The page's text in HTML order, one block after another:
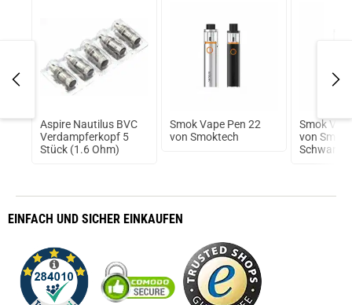
Aspire Nautilus BVC
Verdampferkopf 5
Stück (1.6 Ohm)
Smok Vape Pen 22
von Smoktech
Smok
von
Schwarz
EINFACH UND SICHER EINKAUFEN